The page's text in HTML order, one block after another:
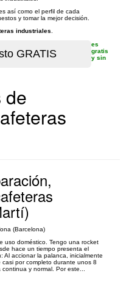
así como el perfil de cada
y tomar la mejor decisión.
industriales
es
gratis
y sin
de
(Barcelona)
uso doméstico. Tengo una rocket
hace un tiempo presenta el
Al accionar la palanca, inicialmente
por completo durante unos 8
y normal. Por este...